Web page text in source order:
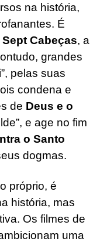
na história,
É
Cabeças, a
grandes
pelas suas
condena e
de Deus e o
e age no fim
o Santo
dogmas.
próprio, é
história, mas
Os filmes de
uma